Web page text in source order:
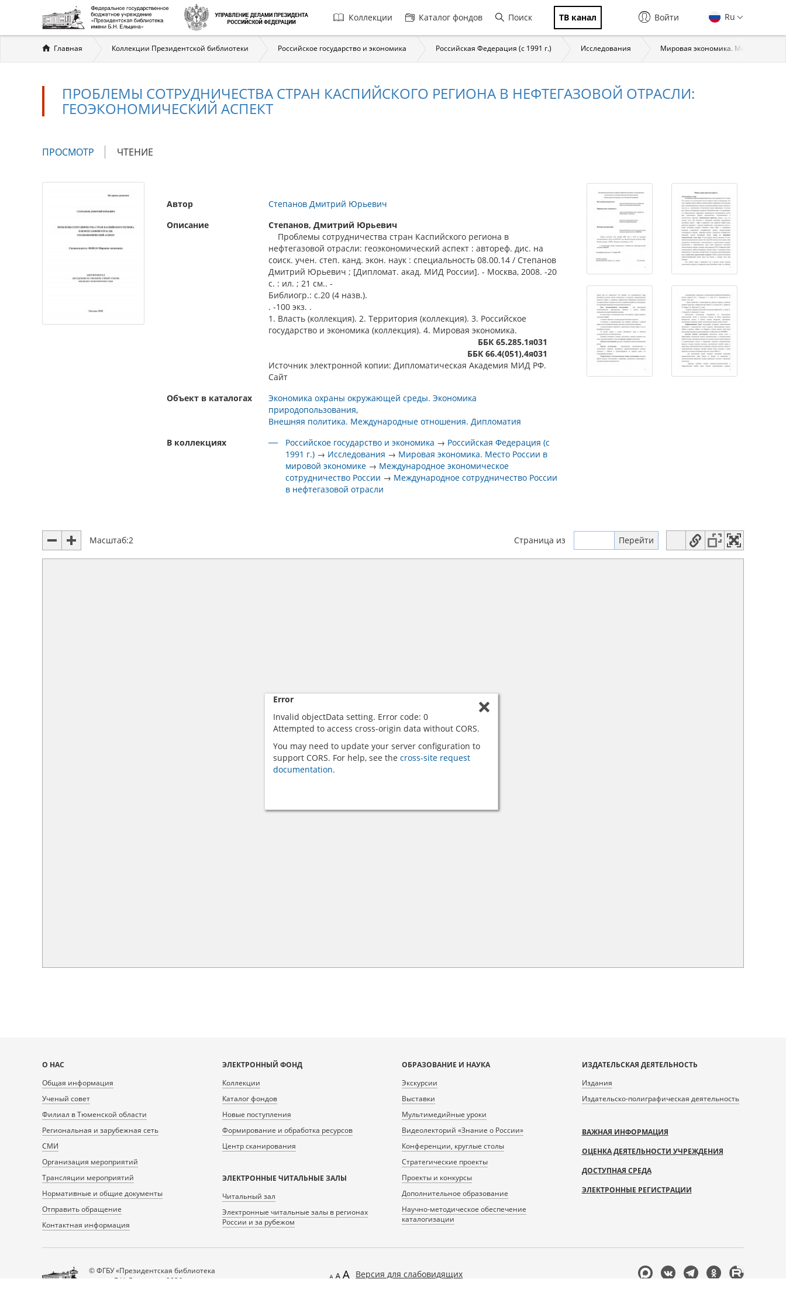
Главная
навигация
Коллекции Каталог фондов Поиск ТВ канал Ru
Войти
Вы
здесь
Главная Коллекции Президентской библиотеки Российское государство и экономика Российская Федерация (с 1991 г.) Исследования Мировая экономика. Место России
ПРОБЛЕМЫ СОТРУДНИЧЕСТВА СТРАН КАСПИЙСКОГО РЕГИОНА В НЕФТЕГАЗОВОЙ ОТРАСЛИ:
ГЕОЭКОНОМИЧЕСКИЙ АСПЕКТ
Главные
ПРОСМОТР (АКТИВНАЯ
ЧТЕНИЕ
Автор
Степанов Дмитрий Юрьевич
Описание
Степанов, Дмитрий Юрьевич
Проблемы сотрудничества стран Каспийского региона в
нефтегазовой отрасли: геоэкономический аспект : автореф. дис. на
соиск. учен. степ. канд. экон. наук : специальность 08.00.14 / Степанов
Дмитрий Юрьевич ; [Дипломат. акад. МИД России]. - Москва, 2008. -20
с. : ил. ; 21 см.. -
Библиогр.: с.20 (4 назв.).
. -100 экз. .
1. Власть (коллекция). 2. Территория (коллекция). 3. Российское
государство и экономика (коллекция). 4. Мировая экономика.
ББК 65.285.1я031
ББК 66.4(051),4я031
Источник электронной копии: Дипломатическая Академия МИД РФ.
Сайт
Объект в каталогах
Экономика охраны окружающей среды. Экономика
природопользования
Внешняя политика. Международные отношения. Дипломатия
В коллекциях
Российское государство и экономика → Российская Федерация (с
1991 г.) → Исследования → Мировая экономика. Место России в
мировой экономике → Международное экономическое
сотрудничество России → Международное сотрудничество России
в нефтегазовой отрасли
Масштаб:2 Страница из
Error
Invalid objectData setting. Error code: 0
Attempted to access cross-origin data without CORS.
You may need to update your server configuration to
support CORS. For help, see the cross-site request
documentation.
Карта
сайта
О НАС
Общая информация
Ученый совет
Филиал в Тюменской области
Региональная и зарубежная сеть
СМИ
Организация мероприятий
Трансляции мероприятий
Нормативные и общие документы
Отправить обращение
Контактная информация
ЭЛЕКТРОННЫЙ ФОНД
Коллекции
Каталог фондов
Новые поступления
Формирование и обработка ресурсов
Центр сканирования
ЭЛЕКТРОННЫЕ ЧИТАЛЬНЫЕ ЗАЛЫ
Читальный зал
Электронные читальные залы в регионах
России и за рубежом
ОБРАЗОВАНИЕ И НАУКА
Экскурсии
Выставки
Мультимедийные уроки
Видеолекторий «Знание о России»
Конференции, круглые столы
Стратегические проекты
Проекты и конкурсы
Дополнительное образование
Научно-методическое обеспечение
каталогизации
ИЗДАТЕЛЬСКАЯ ДЕЯТЕЛЬНОСТЬ
Издания
Издательско-полиграфическая деятельность
ВАЖНАЯ ИНФОРМАЦИЯ
ОЦЕНКА ДЕЯТЕЛЬНОСТИ УЧРЕЖДЕНИЯ
ДОСТУПНАЯ СРЕДА
ЭЛЕКТРОННЫЕ РЕГИСТРАЦИИ
© ФГБУ «Президентская библиотека
имени Б.Н. Ельцина», 2026
Версия для слабовидящих